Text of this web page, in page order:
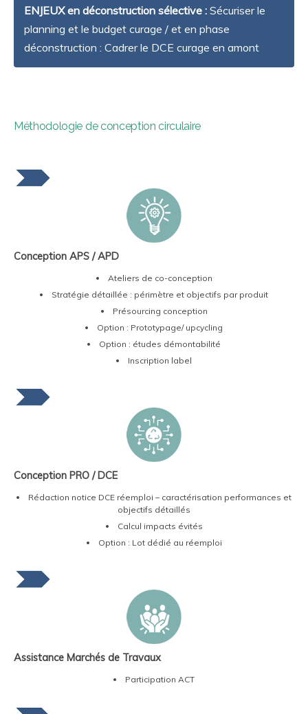
ENJEUX en déconstruction sélective : Sécuriser le
planning et le budget curage / et en phase
déconstruction : Cadrer le DCE curage en amont
Méthodologie de conception circulaire
Conception APS / APD
Ateliers de co-conception
Stratégie détaillée : périmètre et objectifs par produit
Présourcing conception
Option : Prototypage/ upcycling
Option : études démontabilité
Inscription label
Conception PRO / DCE
Rédaction notice DCE réemploi – caractérisation performances et
objectifs détaillés
Calcul impacts évités
Option : Lot dédié au réemploi
Assistance Marchés de Travaux
Participation ACT